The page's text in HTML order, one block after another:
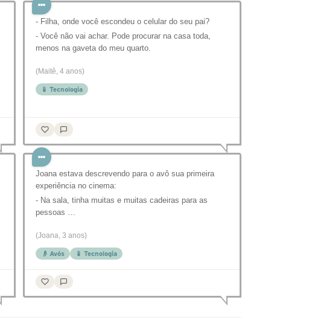
- Filha, onde você escondeu o celular do seu pai?
- Você não vai achar. Pode procurar na casa toda,
menos na gaveta do meu quarto.
(Maitê, 4 anos)
📱 Tecnologia
Joana estava descrevendo para o avô sua primeira
experiência no cinema:
- Na sala, tinha muitas e muitas cadeiras para as
pessoas …
(Joana, 3 anos)
👴 Avós 📱 Tecnologia